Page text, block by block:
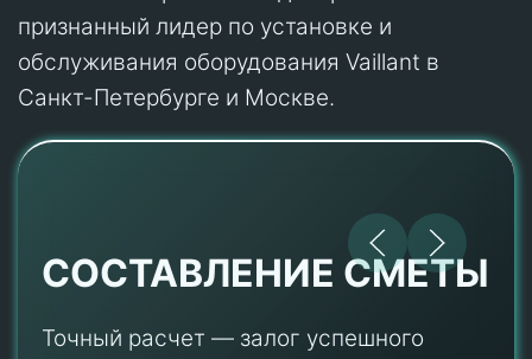
признанный лидер по установке и
обслуживания оборудования Vaillant в
Санкт-Петербурге и Москве.
СОСТАВЛЕНИЕ СМЕТЫ
Точный расчет — залог успешного